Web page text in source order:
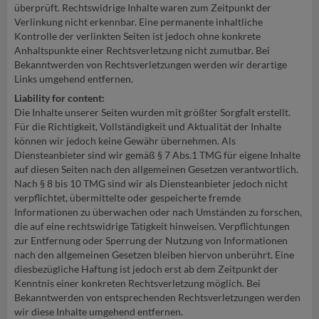
überprüft. Rechtswidrige Inhalte waren zum Zeitpunkt der
Verlinkung nicht erkennbar. Eine permanente inhaltliche
Kontrolle der verlinkten Seiten ist jedoch ohne konkrete
Anhaltspunkte einer Rechtsverletzung nicht zumutbar. Bei
Bekanntwerden von Rechtsverletzungen werden wir derartige
Links umgehend entfernen.
Liability for content:
Die Inhalte unserer Seiten wurden mit größter Sorgfalt erstellt.
Für die Richtigkeit, Vollständigkeit und Aktualität der Inhalte
können wir jedoch keine Gewähr übernehmen. Als
Diensteanbieter sind wir gemäß § 7 Abs.1 TMG für eigene Inhalte
auf diesen Seiten nach den allgemeinen Gesetzen verantwortlich.
Nach § 8 bis 10 TMG sind wir als Diensteanbieter jedoch nicht
verpflichtet, übermittelte oder gespeicherte fremde
Informationen zu überwachen oder nach Umständen zu forschen,
die auf eine rechtswidrige Tätigkeit hinweisen. Verpflichtungen
zur Entfernung oder Sperrung der Nutzung von Informationen
nach den allgemeinen Gesetzen bleiben hiervon unberührt. Eine
diesbezügliche Haftung ist jedoch erst ab dem Zeitpunkt der
Kenntnis einer konkreten Rechtsverletzung möglich. Bei
Bekanntwerden von entsprechenden Rechtsverletzungen werden
wir diese Inhalte umgehend entfernen.